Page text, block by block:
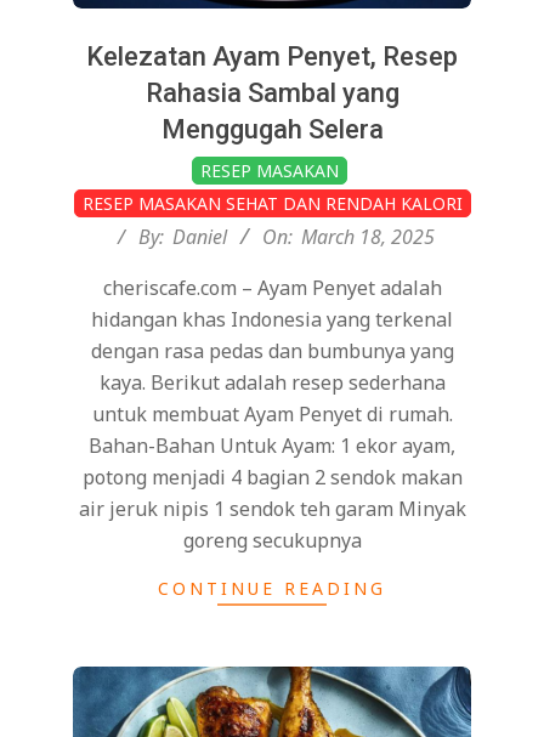
Kelezatan Ayam Penyet, Resep
Rahasia Sambal yang
Menggugah Selera
03-
18
RESEP MASAKAN
RESEP MASAKAN SEHAT DAN RENDAH KALORI
By: Daniel On: March 18, 2025
cheriscafe.com – Ayam Penyet adalah
hidangan khas Indonesia yang terkenal
dengan rasa pedas dan bumbunya yang
kaya. Berikut adalah resep sederhana
untuk membuat Ayam Penyet di rumah.
Bahan-Bahan Untuk Ayam: 1 ekor ayam,
potong menjadi 4 bagian 2 sendok makan
air jeruk nipis 1 sendok teh garam Minyak
goreng secukupnya
CONTINUE READING